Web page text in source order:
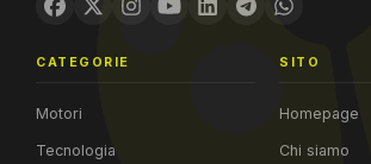
CATEGORIE
Motori
Tecnologia
SITO
Homepage
Chi siamo